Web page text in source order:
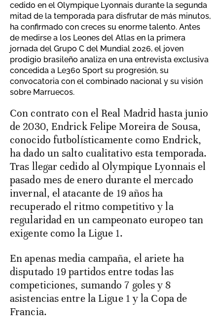
cedido en el Olympique Lyonnais durante la segunda
mitad de la temporada para disfrutar de más minutos,
ha confirmado con creces su enorme talento. Antes
de medirse a los Leones del Atlas en la primera
jornada del Grupo C del Mundial 2026, el joven
prodigio brasileño analiza en una entrevista exclusiva
concedida a Le360 Sport su progresión, su
convocatoria con el combinado nacional y su visión
sobre Marruecos.
Con contrato con el Real Madrid hasta junio
de 2030, Endrick Felipe Moreira de Sousa,
conocido futbolísticamente como Endrick,
ha dado un salto cualitativo esta temporada.
Tras llegar cedido al Olympique Lyonnais el
pasado mes de enero durante el mercado
invernal, el atacante de 19 años ha
recuperado el ritmo competitivo y la
regularidad en un campeonato europeo tan
exigente como la Ligue 1.
En apenas media campaña, el ariete ha
disputado 19 partidos entre todas las
competiciones, sumando 7 goles y 8
asistencias entre la Ligue 1 y la Copa de
Francia.